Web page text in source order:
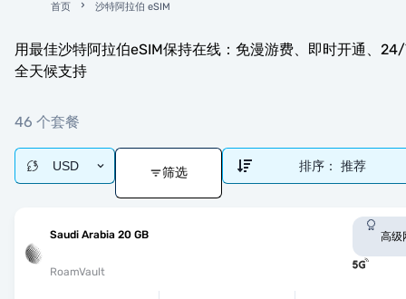
首页 沙特阿拉伯 eSIM
用最佳沙特阿拉伯eSIM保持在线：免漫游费、即时开通、
全天候支持
46 个套餐
USD 筛选 排序： 推荐
Saudi Arabia 20 GB
RoamVault
高级